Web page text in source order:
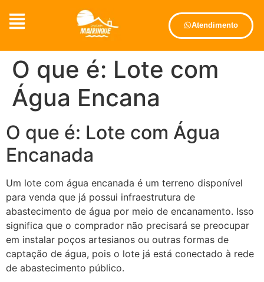
Atendimento
O que é: Lote com
Água Encana
O que é: Lote com Água
Encanada
Um lote com água encanada é um terreno disponível
para venda que já possui infraestrutura de
abastecimento de água por meio de encanamento. Isso
significa que o comprador não precisará se preocupar
em instalar poços artesianos ou outras formas de
captação de água, pois o lote já está conectado à rede
de abastecimento público.